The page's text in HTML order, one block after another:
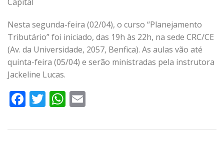
Nesta segunda-feira (02/04), o curso “Planejamento
Tributário” foi iniciado, das 19h às 22h, na sede CRC/CE
(Av. da Universidade, 2057, Benfica). As aulas vão até
quinta-feira (05/04) e serão ministradas pela instrutora
Jackeline Lucas.
Facebook
TwitterWhatsApp